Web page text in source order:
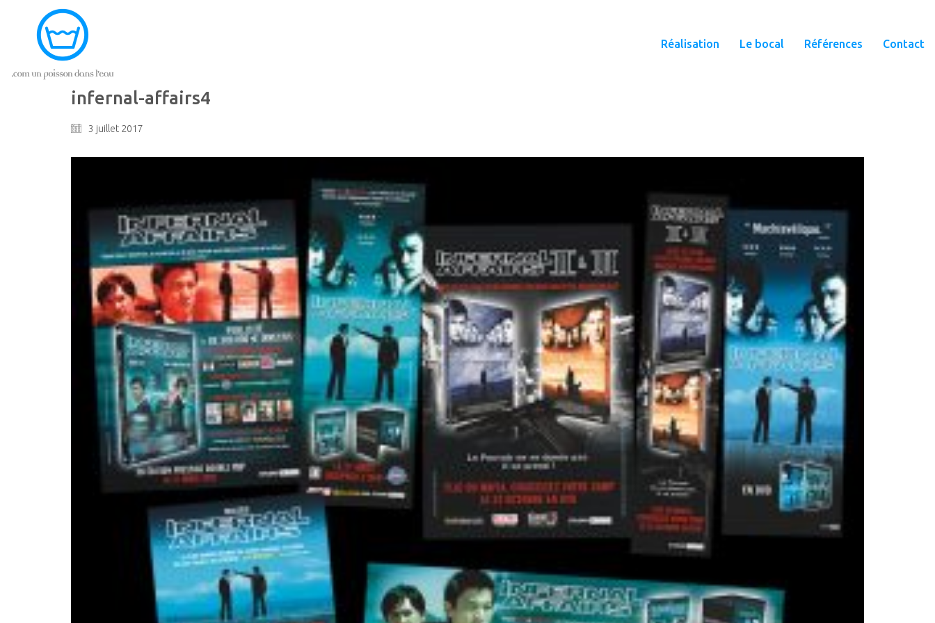
Réalisation Le bocal Références Contact
infernal-affairs4
3 juillet 2017